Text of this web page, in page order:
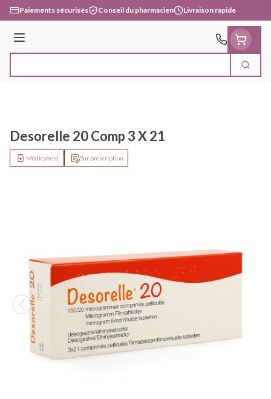
Aller au contenu
Paiements sécurisés Conseil du pharmacien Livraison rapide
Menu
Desorelle 20 Comp 3 X 21
Sur prescription
Médicament